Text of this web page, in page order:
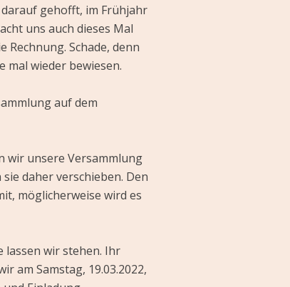
gehofft, im Frühjahr
uns auch dieses Mal
Rechnung. Schade, denn
mal wieder bewiesen.
auf dem
wir unsere Versammlung
daher verschieben. Den
möglicherweise wird es
lassen wir stehen. Ihr
am Samstag, 19.03.2022,